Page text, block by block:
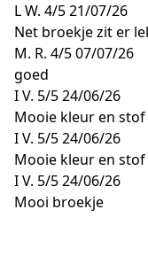
L W. 4/521/07/26
Net broekje zit er
M. R. 4/507/07/26
goed
I V. 5/524/06/26
Mooie kleur en stof
I V. 5/524/06/26
Mooie kleur en stof
I V. 5/524/06/26
Mooi broekje